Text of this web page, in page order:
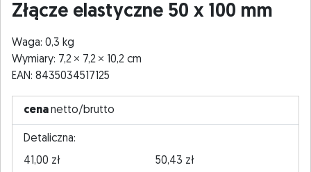
Złącze elastyczne 50 x 100 mm
Waga: 0,3 kg
Wymiary: 7,2
7,2
10,2 cm
EAN: 8435034517125
cenanetto/brutto
Detaliczna:
41,00 zł
50,43 zł